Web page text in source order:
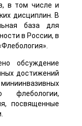
в том числе и
дисциплин. В
база для
в России, в
обсуждение
достижений
флебологии,
посвященные